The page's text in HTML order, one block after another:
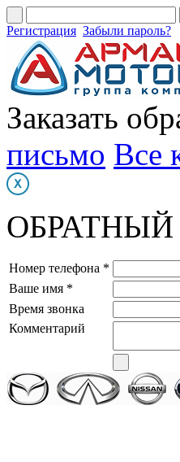
Регистрация Забыли пароль?
Заказать
письмо Все
Номер телефона *
Ваше имя *
Время звонка
Комментарий